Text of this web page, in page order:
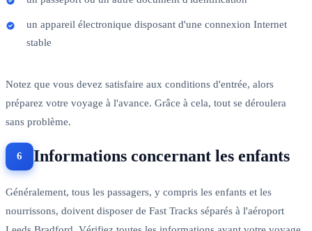
un appareil électronique disposant d'une connexion Internet
stable
Notez que vous devez satisfaire aux conditions d'entrée, alors
préparez votre voyage à l'avance. Grâce à cela, tout se déroulera
sans problème.
Informations concernant les enfants
Généralement, tous les passagers, y compris les enfants et les
nourrissons, doivent disposer de Fast Tracks séparés à l'aéroport